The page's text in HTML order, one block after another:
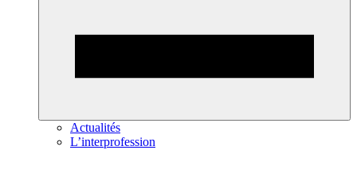
Actualités
L’interprofession